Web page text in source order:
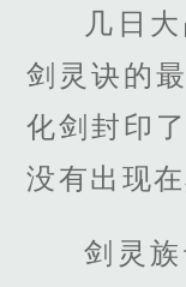
几日
剑灵诀的
化剑封印
没有出现
剑灵